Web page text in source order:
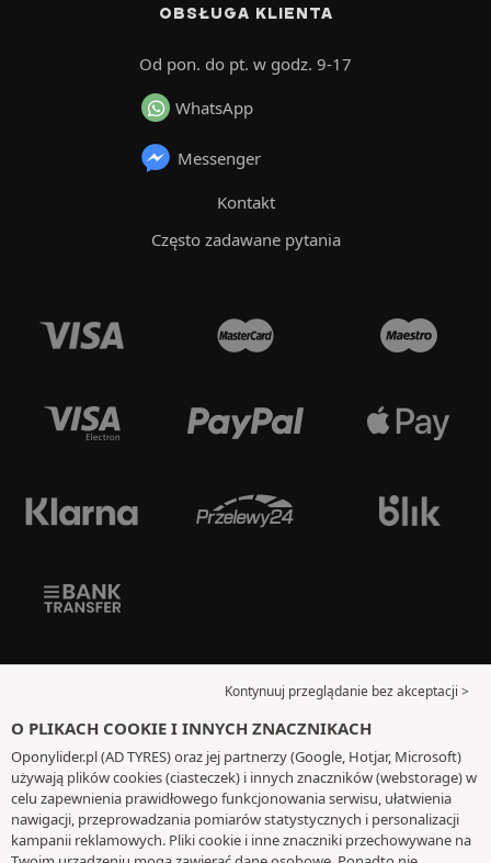
OBSŁUGA KLIENTA
Od pon. do pt. w godz. 9-17
WhatsApp
Messenger
Kontakt
Często zadawane pytania
Kontynuuj przeglądanie bez akceptacji >
O PLIKACH COOKIE I INNYCH ZNACZNIKACH
Oponylider.pl (AD TYRES) oraz jej partnerzy (Google, Hotjar, Microsoft)
używają plików cookies (ciasteczek) i innych znaczników (webstorage) w
celu zapewnienia prawidłowego funkcjonowania serwisu, ułatwienia
nawigacji, przeprowadzania pomiarów statystycznych i personalizacji
kampanii reklamowych. Pliki cookie i inne znaczniki przechowywane na